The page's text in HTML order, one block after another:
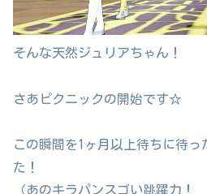
そんな天然ジュリアちゃん！
さあピクニックの開始です☆
この瞬間を1ヶ月以上待ちに待
た！
（あのキラパンスゴい跳躍力！